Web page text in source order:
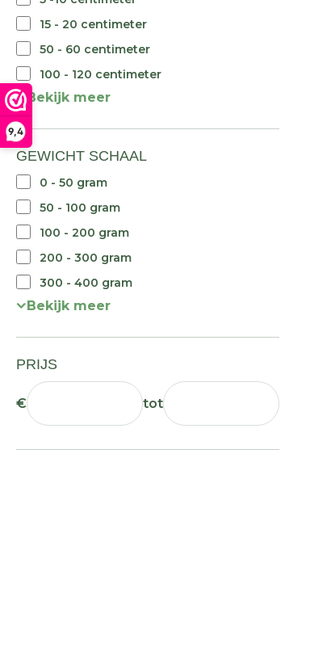
9,4
15 - 20 centimeter
50 - 60 centimeter
100 - 120 centimeter
Bekijk meer
GEWICHT SCHAAL
0 - 50 gram
50 - 100 gram
100 - 200 gram
200 - 300 gram
300 - 400 gram
Bekijk meer
PRIJS
€ tot